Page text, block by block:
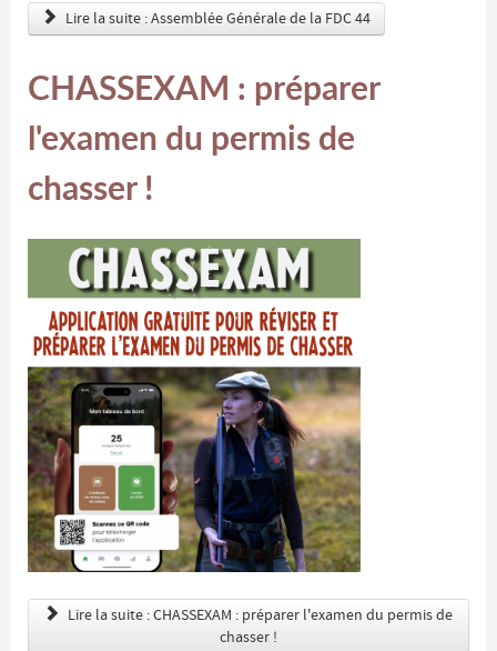
Lire la suite : Assemblée Générale de la FDC 44
CHASSEXAM : préparer
l'examen du permis de
chasser !
Lire la suite : CHASSEXAM : préparer l'examen du permis de
chasser !